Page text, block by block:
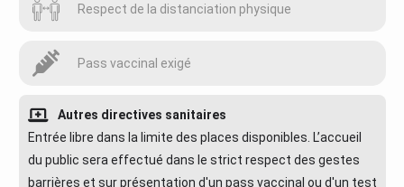
Respect de la distanciation physique
Pass vaccinal exigé
Autres directives sanitaires
Entrée libre dans la limite des places disponibles. L’accueil
du public sera effectué dans le strict respect des gestes
barrières et sur présentation d'un pass vaccinal ou d'un test